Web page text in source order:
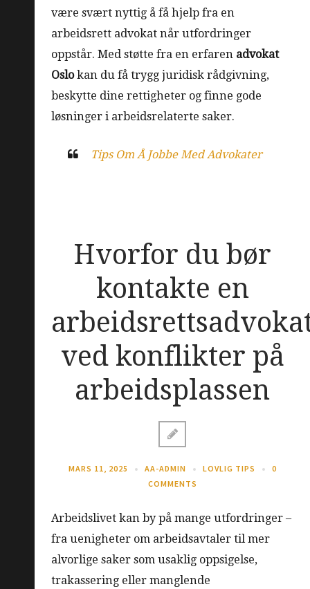
være svært nyttig å få hjelp fra en
arbeidsrett advokat når utfordringer
oppstår. Med støtte fra en erfaren advokat
Oslokan du få trygg juridisk rådgivning,
beskytte dine rettigheter og finne gode
løsninger i arbeidsrelaterte saker.
Tips Om Å Jobbe Med Advokater
Hvorfor du bør
kontakte en
ved konflikter på
arbeidsplassen
MARS 11, 2025 AA-ADMIN LOVLIG TIPS
0
COMMENTS
Arbeidslivet kan by på mange utfordringer –
fra uenigheter om arbeidsavtaler til mer
alvorlige saker som usaklig oppsigelse,
trakassering eller manglende